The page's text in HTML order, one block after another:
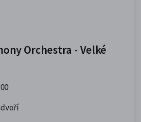
Orchestra - Velké